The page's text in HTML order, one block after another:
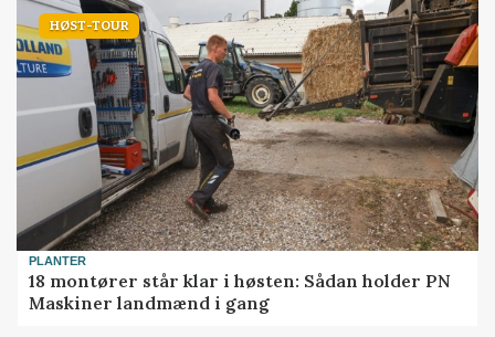
HØST-TOUR
PLANTER
18 montører står klar i høsten: Sådan holder PN
Maskiner landmænd i gang